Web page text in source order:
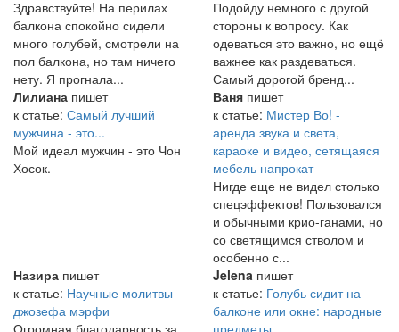
Здравствуйте! На перилах
балкона спокойно сидели
много голубей, смотрели на
пол балкона, но там ничего
нету. Я прогнала...
Подойду немного с другой
стороны к вопросу. Как
одеваться это важно, но ещё
важнее как раздеваться.
Самый дорогой бренд...
Лилиана пишет
к статье: Самый лучший
мужчина - это...
Мой идеал мужчин - это Чон
Хосок.
Ваня пишет
к статье: Мистер Во! -
аренда звука и света,
караоке и видео, сетящаяся
мебель напрокат
Нигде еще не видел столько
спецэффектов! Пользовался
и обычными крио-ганами, но
со светящимся стволом и
особенно с...
Назира пишет
к статье: Научные молитвы
джозефа мэрфи
Jelena пишет
к статье: Голубь сидит на
балконе или окне: народные